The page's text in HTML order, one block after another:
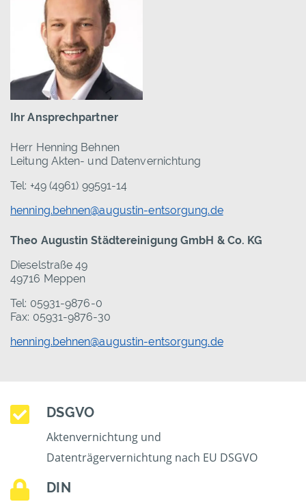
Ihr Ansprechpartner
Herr Henning Behnen
Leitung Akten- und Datenvernichtung
Tel: +49 (4961) 99591-14
henning.behnen@augustin-entsorgung.de
Theo Augustin Städtereinigung GmbH & Co. KG
Dieselstraße 49
49716 Meppen
Tel: 05931-9876-0
Fax: 05931-9876-30
henning.behnen@augustin-entsorgung.de
DSGVO
Aktenvernichtung und
Datenträgervernichtung nach EU DSGVO
DIN